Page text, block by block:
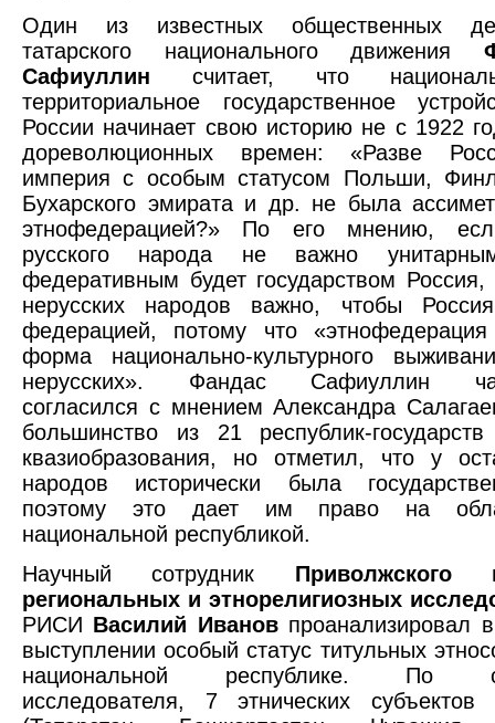
Один из известных общественных
татарского национального движения
Сафиуллин считает, что
территориальное государственное
России начинает свою историю не с 1922
дореволюционных времен: «Разве
империя с особым статусом Польши,
Бухарского эмирата и др. не была
этнофедерацией?» По его мнению,
русского народа не важно
федеративным будет государством
нерусских народов важно, чтобы
федерацией, потому что
форма национально-культурного
нерусских». Фандас Сафиуллин
согласился с мнением Александра
большинство из 21 республик-
квазиобразования, но отметил, что у
народов исторически была
поэтому это дает им право на
национальной республикой.
Научный сотрудник Приволжского
региональных и этнорелигиозных
РИСИ Василий Ивановпроанализировал
выступлении особый статус титульных
национальной республике. По
исследователя, 7 этнических субъектов